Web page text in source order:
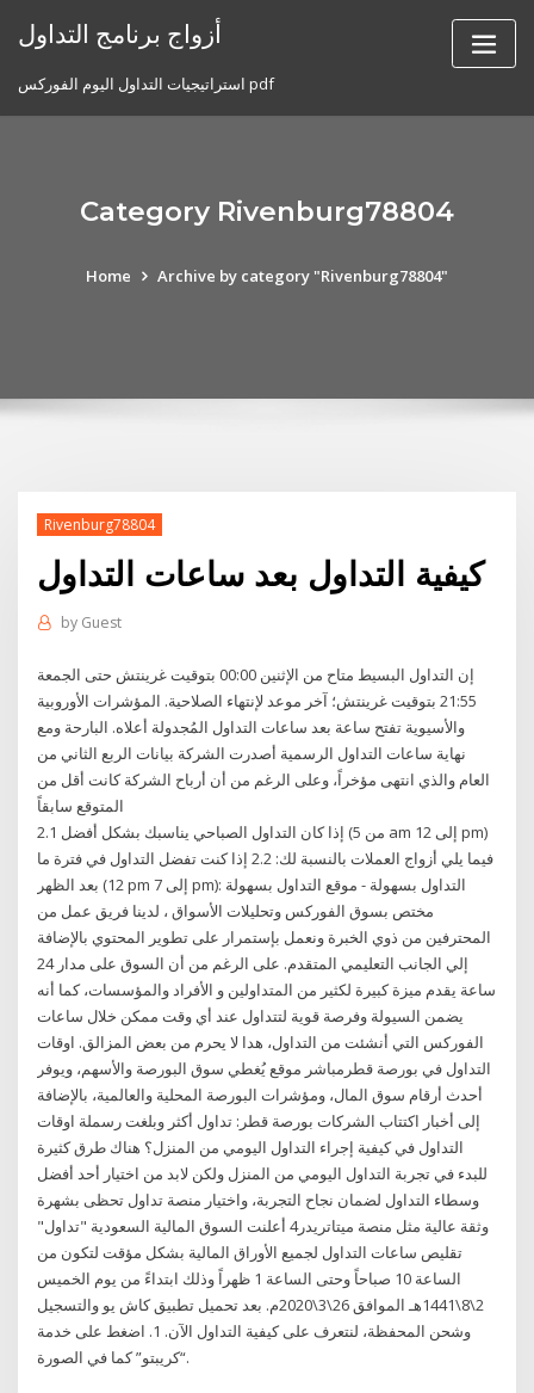
أزواج برنامج التداول
استراتيجيات التداول اليوم الفوركس pdf
Category Rivenburg78804
Home Archive by category "Rivenburg78804"
Rivenburg78804
كيفية التداول بعد ساعات التداول
by Guest
إن التداول البسيط متاح من الإثنين 00:00 بتوقيت غرينتش حتى الجمعة
21:55 بتوقيت غرينتش؛ آخر موعد لإنتهاء الصلاحية. المؤشرات الأوروبية
والأسيوية تفتح ساعة بعد ساعات التداول المُجدولة أعلاه. البارحة ومع
نهاية ساعات التداول الرسمية أصدرت الشركة بيانات الربع الثاني من
العام والذي انتهى مؤخراً، وعلى الرغم من أن أرباح الشركة كانت أقل من
المتوقع سابقاً
2.1 إذا كان التداول الصباحي يناسبك بشكل أفضل (من 5 am إلى 12 pm)
فيما يلي أزواج العملات بالنسبة لك: 2.2 إذا كنت تفضل التداول في فترة ما
بعد الظهر (12 pm إلى 7 pm): التداول بسهولة - موقع التداول بسهولة
مختص بسوق الفوركس وتحليلات الأسواق ، لدينا فريق عمل من
المحترفين من ذوي الخبرة ونعمل بإستمرار على تطوير المحتوي بالإضافة
إلي الجانب التعليمي المتقدم. على الرغم من أن السوق على مدار 24
ساعة يقدم ميزة كبيرة لكثير من المتداولين و الأفراد والمؤسسات، كما أنه
يضمن السيولة وفرصة قوية لتتداول عند أي وقت ممكن خلال ساعات
الفوركس التي أنشئت من التداول، هدا لا يحرم من بعض المزالق. اوقات
التداول في بورصة قطرمباشر موقع يُغطي سوق البورصة والأسهم، ويوفر
أحدث أرقام سوق المال، ومؤشرات البورصة المحلية والعالمية، بالإضافة
إلى أخبار اكتتاب الشركات بورصة قطر: تداول أكثر وبلغت رسملة اوقات
التداول في كيفية إجراء التداول اليومي من المنزل؟ هناك طرق كثيرة
للبدء في تجربة التداول اليومي من المنزل ولكن لابد من اختيار أحد أفضل
وسطاء التداول لضمان نجاح التجربة، واختيار منصة تداول تحظى بشهرة
وثقة عالية مثل منصة ميتاتريدر4 أعلنت السوق المالية السعودية "تداول"
تقليص ساعات التداول لجميع الأوراق المالية بشكل مؤقت لتكون من
الساعة 10 صباحاً وحتى الساعة 1 ظهراً وذلك ابتداءً من يوم الخميس
2\8\1441هـ الموافق 26\3\2020م. بعد تحميل تطبيق كاش يو والتسجيل
وشحن المحفظة، لنتعرف على كيفية التداول الآن. 1. اضغط على خدمة
“كريبتو” كما في الصورة.